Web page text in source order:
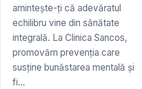
amintește-ți că adevăratul
echilibru vine din sănătate
integrală. La Clinica Sancos,
promovăm prevenția care
susține bunăstarea mentală și
fi...